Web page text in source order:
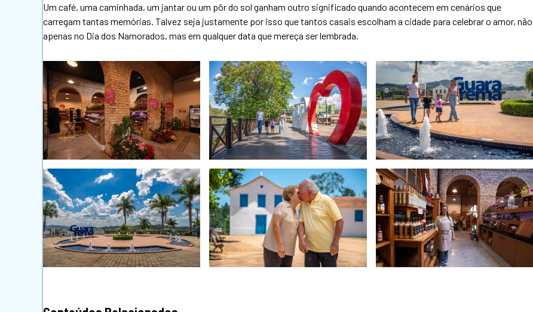
Um café, uma caminhada, um jantar ou um pôr do sol ganham outro significado quando acontecem em cenários que
carregam tantas memórias. Talvez seja justamente por isso que tantos casais escolham a cidade para celebrar o amor, não
apenas no Dia dos Namorados, mas em qualquer data que mereça ser lembrada.